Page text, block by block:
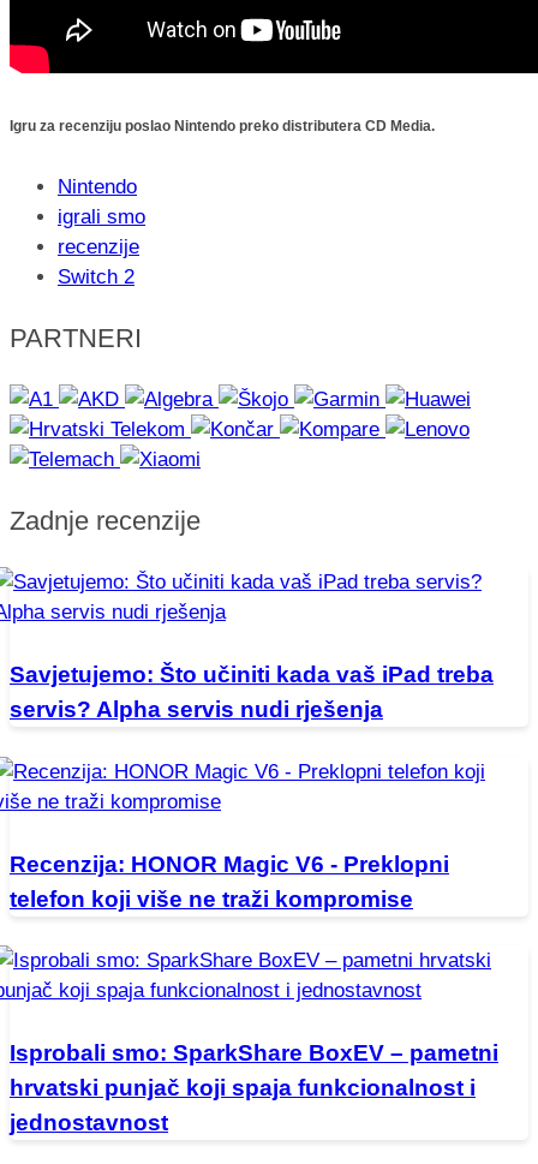
Igru za recenziju poslao Nintendo preko distributera CD Media.
Nintendo
igrali smo
recenzije
Switch 2
PARTNERI
Zadnje recenzije
Savjetujemo: Što učiniti kada vaš iPad treba
servis? Alpha servis nudi rješenja
Recenzija: HONOR Magic V6 - Preklopni
telefon koji više ne traži kompromise
Isprobali smo: SparkShare BoxEV – pametni
hrvatski punjač koji spaja funkcionalnost i
jednostavnost